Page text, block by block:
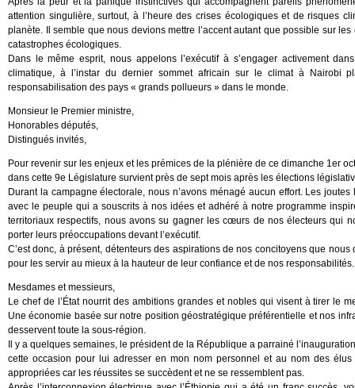
attention singulière, surtout, à l’heure des crises écologiques et de risques
planète. Il semble que nous devions mettre l’accent autant que possible sur
catastrophes écologiques.
Dans le même esprit, nous appelons l’exécutif à s’engager activement
climatique, à l’instar du dernier sommet africain sur le climat à Nairobi
responsabilisation des pays « grands pollueurs » dans le monde.
Monsieur le Premier ministre,
Honorables députés,
Distingués invités,
Pour revenir sur les enjeux et les prémices de la plénière de ce dimanche 1er
dans cette 9e Législature survient près de sept mois après les élections
Durant la campagne électorale, nous n’avons ménagé aucun effort. Les
avec le peuple qui a souscrits à nos idées et adhéré à notre programme
territoriaux respectifs, nous avons su gagner les cœurs de nos électeurs qui
porter leurs préoccupations devant l’exécutif.
C’est donc, à présent, détenteurs des aspirations de nos concitoyens que
pour les servir au mieux à la hauteur de leur confiance et de nos responsabilités.
Mesdames et messieurs,
Le chef de l’État nourrit des ambitions grandes et nobles qui visent à tirer le
Une économie basée sur notre position géostratégique préférentielle et nos
desservent toute la sous-région.
Il y a quelques semaines, le président de la République a parrainé
cette occasion pour lui adresser en mon nom personnel et au nom des
appropriées car les réussites se succèdent et ne se ressemblent pas.